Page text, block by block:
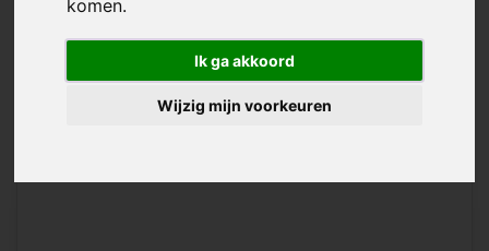
komen.
Ik ga akkoord
Wijzig mijn voorkeuren
€27,95